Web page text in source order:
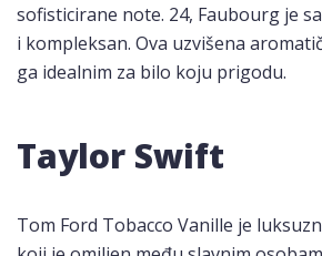
sofisticirane note. 24, Faubourg je
i kompleksan. Ova uzvišena
ga idealnim za bilo koju prigodu.
Taylor Swift
Tom Ford Tobacco Vanille je